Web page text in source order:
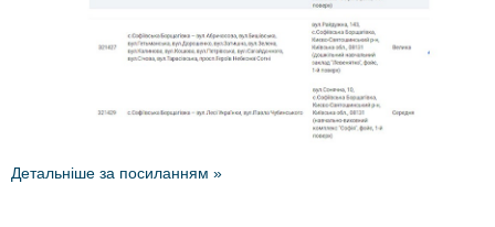
Детальніше за посиланням »